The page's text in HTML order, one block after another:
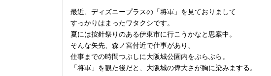
最近、ディズニープラスの「将軍」を見ておりまして
すっかりはまったワタクシです。
夏には按針祭りのある伊東市に行こうかなと思案中。
そんな矢先、森ノ宮付近で仕事があり、
仕事までの時間つぶしに大阪城公園内をぶらぶら。
「将軍」を観た後だと、大阪城の偉大さが胸に染みまする。